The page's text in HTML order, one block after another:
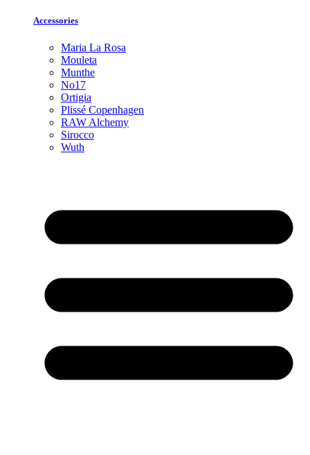
Accessories
Maria La Rosa
Mouleta
Munthe
No17
Ortigia
Plissé Copenhagen
RAW Alchemy
Sirocco
Wuth